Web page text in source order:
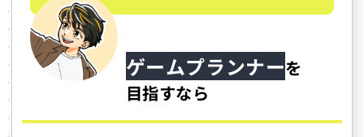
ゲームプランナーを
目指すなら